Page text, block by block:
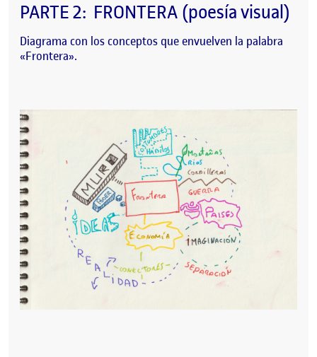
PARTE 2: FRONTERA (poesía visual)
Diagrama con los conceptos que envuelven la palabra
«Frontera».